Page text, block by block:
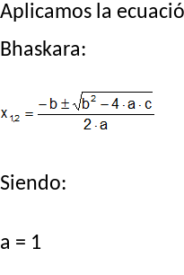
Aplicamos la
Bhaskara:
Siendo:
a = 1